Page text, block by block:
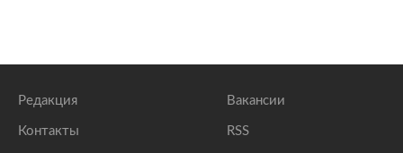
Редакция
Контакты
Вакансии
RSS